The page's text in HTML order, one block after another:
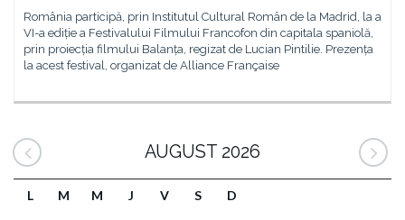
România participă, prin Institutul Cultural Român de la Madrid, la a
VI-a ediție a Festivalului Filmului Francofon din capitala spaniolă,
prin proiecția filmului Balanța, regizat de Lucian Pintilie. Prezența
la acest festival, organizat de Alliance Française
AUGUST 2026
L M M J V S D